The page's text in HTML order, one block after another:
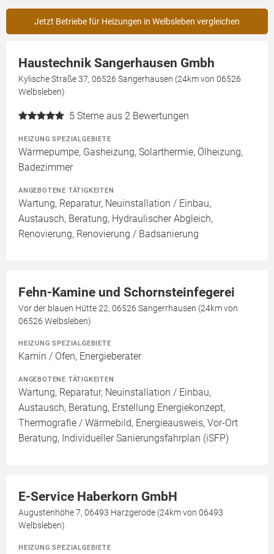
Jetzt Betriebe für Heizungen in Welbsleben vergleichen
Haustechnik Sangerhausen Gmbh
Kylische Straße 37, 06526 Sangerhausen (24km von 06526
Welbsleben)
5 Sterne aus 2 Bewertungen
HEIZUNG SPEZIALGEBIETE
Wärmepumpe, Gasheizung, Solarthermie, Ölheizung,
Badezimmer
ANGEBOTENE TÄTIGKEITEN
Wartung, Reparatur, Neuinstallation / Einbau,
Austausch, Beratung, Hydraulischer Abgleich,
Renovierung, Renovierung / Badsanierung
Fehn-Kamine und Schornsteinfegerei
Vor der blauen Hütte 22, 06526 Sangerrhausen (24km von
06526 Welbsleben)
HEIZUNG SPEZIALGEBIETE
Kamin / Ofen, Energieberater
ANGEBOTENE TÄTIGKEITEN
Wartung, Reparatur, Neuinstallation / Einbau,
Austausch, Beratung, Erstellung Energiekonzept,
Thermografie / Wärmebild, Energieausweis, Vor-Ort
Beratung, Individueller Sanierungsfahrplan (iSFP)
E-Service Haberkorn GmbH
Augustenhöhe 7, 06493 Harzgerode (24km von 06493
Welbsleben)
HEIZUNG SPEZIALGEBIETE